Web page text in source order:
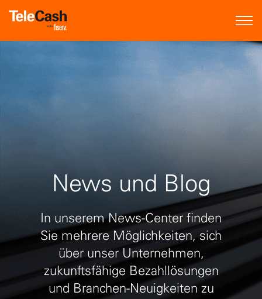
News und Blog
In unserem News-Center finden
Sie mehrere Möglichkeiten, sich
über unser Unternehmen,
zukunftsfähige Bezahllösungen
und Branchen-Neuigkeiten zu